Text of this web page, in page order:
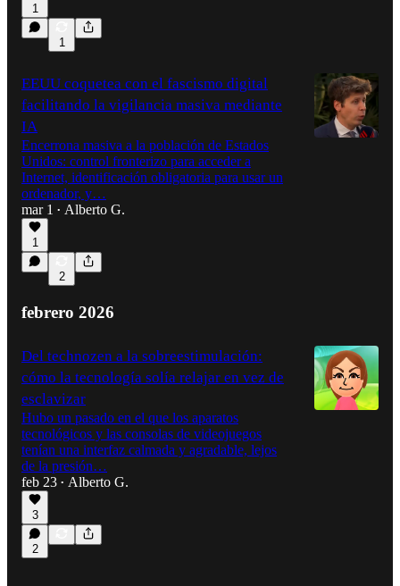
1
1
EEUU coquetea con el fascismo digital
facilitando la vigilancia masiva mediante
IA
Encerrona masiva a la población de Estados
Unidos: control fronterizo para acceder a
Internet, identificación obligatoria para usar un
ordenador, y…
mar 1
• Alberto G.
1
2
febrero 2026
Del technozen a la sobreestimulación:
cómo la tecnología solía relajar en vez de
esclavizar
Hubo un pasado en el que los aparatos
tecnológicos y las consolas de videojuegos
tenían una interfaz calmada y agradable, lejos
de la presión…
feb 23 • Alberto G.
3
2